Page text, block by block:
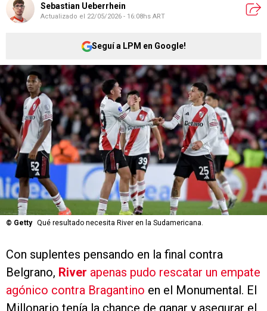
Sebastian Ueberrhein
Actualizado el 22/05/2026 - 16:08hs ART
Seguí a LPM en Google!
© Getty Qué resultado necesita River en la Sudamericana.
Con suplentes pensando en la final contra
Belgrano, River apenas pudo rescatar un empate
agónico contra Bragantino en el Monumental. El
Millonario tenía la chance de ganar y asegurar el